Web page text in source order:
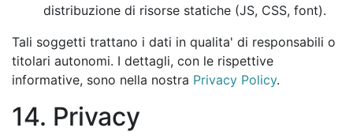
distribuzione di risorse statiche (JS, CSS, font).
Tali soggetti trattano i dati in qualita' di responsabili o
titolari autonomi. I dettagli, con le rispettive
informative, sono nella nostra Privacy Policy.
14. Privacy